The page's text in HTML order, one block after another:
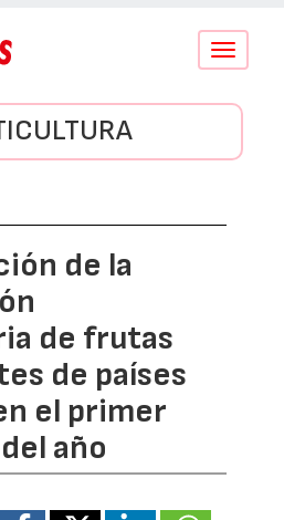
Conmutar
de la
de frutas
de países
el primer
año